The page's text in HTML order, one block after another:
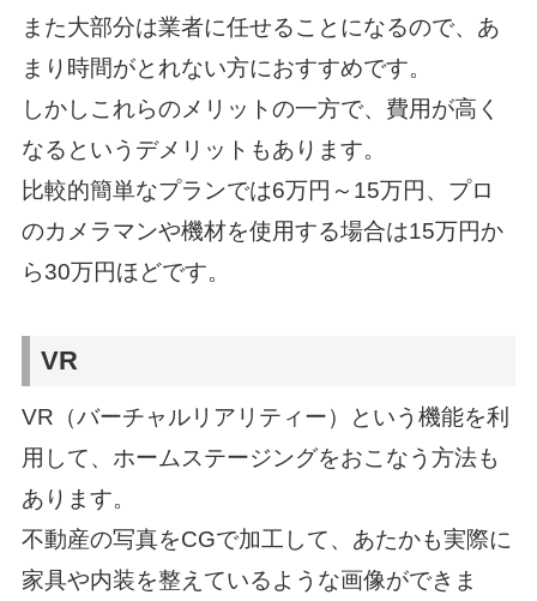
また大部分は業者に任せることになるので、あ
まり時間がとれない方におすすめです。
しかしこれらのメリットの一方で、費用が高く
なるというデメリットもあります。
比較的簡単なプランでは6万円～15万円、プロ
のカメラマンや機材を使用する場合は15万円か
ら30万円ほどです。
VR
VR（バーチャルリアリティー）という機能を利
用して、ホームステージングをおこなう方法も
あります。
不動産の写真をCGで加工して、あたかも実際に
家具や内装を整えているような画像ができま